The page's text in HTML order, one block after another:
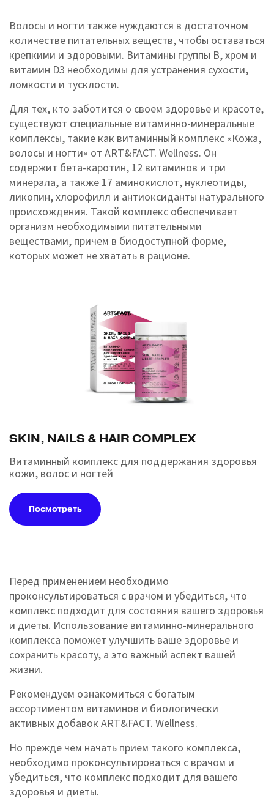
Волосы и ногти также нуждаются в достаточном
количестве питательных веществ, чтобы оставаться
крепкими и здоровыми. Витамины группы В, хром и
витамин D3 необходимы для устранения сухости,
ломкости и тусклости.
Для тех, кто заботится о своем здоровье и красоте,
существуют специальные витаминно-минеральные
комплексы, такие как витаминный комплекс «Кожа,
волосы и ногти» от ART&FACT. Wellness. Он
содержит бета-каротин, 12 витаминов и три
минерала, а также 17 аминокислот, нуклеотиды,
ликопин, хлорофилл и антиоксиданты натурального
происхождения. Такой комплекс обеспечивает
организм необходимыми питательными
веществами, причем в биодоступной форме,
которых может не хватать в рационе.
SKIN, NAILS & HAIR COMPLEX
Витаминный комплекс для поддержания здоровья
кожи, волос и ногтей
Посмотреть
Перед применением необходимо
проконсультироваться с врачом и убедиться, что
комплекс подходит для состояния вашего здоровья
и диеты. Использование витаминно-минерального
комплекса поможет улучшить ваше здоровье и
сохранить красоту, а это важный аспект вашей
жизни.
Рекомендуем ознакомиться с богатым
ассортиментом витаминов и биологически
активных добавок ART&FACT. Wellness.
Но прежде чем начать прием такого комплекса,
необходимо проконсультироваться с врачом и
убедиться, что комплекс подходит для вашего
здоровья и диеты.